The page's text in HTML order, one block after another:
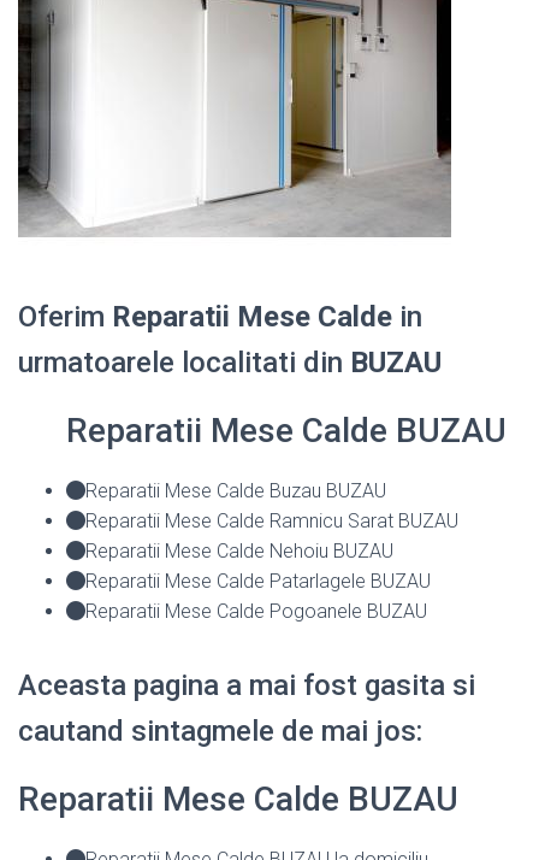
Oferim Reparatii Mese Calde in
urmatoarele localitati din BUZAU
Reparatii Mese Calde BUZAU
Reparatii Mese Calde Buzau BUZAU
Reparatii Mese Calde Ramnicu Sarat BUZAU
Reparatii Mese Calde Nehoiu BUZAU
Reparatii Mese Calde Patarlagele BUZAU
Reparatii Mese Calde Pogoanele BUZAU
Aceasta pagina a mai fost gasita si
cautand sintagmele de mai jos:
Reparatii Mese Calde BUZAU